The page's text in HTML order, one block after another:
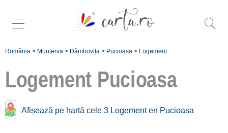
România > Muntenia > Dâmbovița > Pucioasa > Logement
Logement Pucioasa
Afișează pe hartă cele 3 Logement en Pucioasa
Logement près de
Pucioasa: